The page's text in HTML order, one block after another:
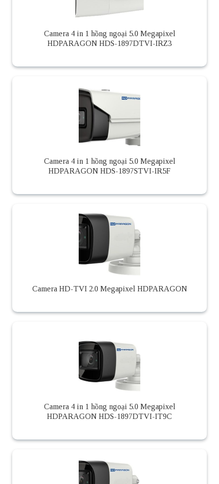
Camera 4 in 1 hồng ngoại 5.0 Megapixel
HDPARAGON HDS-1897DTVI-IRZ3
Camera 4 in 1 hồng ngoại 5.0 Megapixel
HDPARAGON HDS-1897STVI-IR5F
Camera HD-TVI 2.0 Megapixel HDPARAGON
Camera 4 in 1 hồng ngoại 5.0 Megapixel
HDPARAGON HDS-1897DTVI-IT9C